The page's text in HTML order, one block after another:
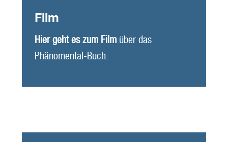
Film
Hier geht es zum Filmüber das
Phänomental-Buch.